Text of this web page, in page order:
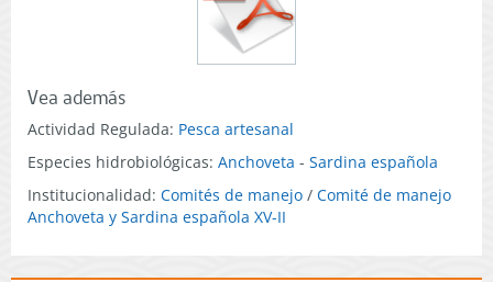
Vea además
Actividad Regulada: Pesca artesanal
Especies hidrobiológicas: Anchoveta - Sardina española
Institucionalidad: Comités de manejo / Comité de manejo
Anchoveta y Sardina española XV-II